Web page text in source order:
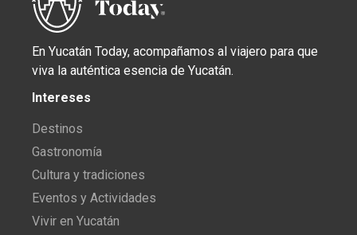
En Yucatán Today, acompañamos al viajero para que
viva la auténtica esencia de Yucatán.
Intereses
Destinos
Gastronomía
Cultura y tradiciones
Eventos y Actividades
Vivir en Yucatán